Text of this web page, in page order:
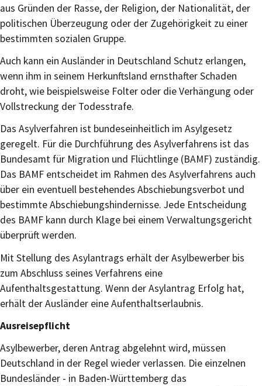
aus Gründen der Rasse, der Religion, der Nationalität, der
politischen Überzeugung oder der Zugehörigkeit zu einer
bestimmten sozialen Gruppe.
Auch kann ein Ausländer in Deutschland Schutz erlangen,
wenn ihm in seinem Herkunftsland ernsthafter Schaden
droht, wie beispielsweise Folter oder die Verhängung oder
Vollstreckung der Todesstrafe.
Das Asylverfahren ist bundeseinheitlich im Asylgesetz
geregelt. Für die Durchführung des Asylverfahrens ist das
Bundesamt für Migration und Flüchtlinge (BAMF) zuständig.
Das BAMF entscheidet im Rahmen des Asylverfahrens auch
über ein eventuell bestehendes Abschiebungsverbot und
bestimmte Abschiebungshindernisse. Jede Entscheidung
des BAMF kann durch Klage bei einem Verwaltungsgericht
überprüft werden.
Mit Stellung des Asylantrags erhält der Asylbewerber bis
zum Abschluss seines Verfahrens eine
Aufenthaltsgestattung. Wenn der Asylantrag Erfolg hat,
erhält der Ausländer eine Aufenthaltserlaubnis.
Ausreisepflicht
Asylbewerber, deren Antrag abgelehnt wird, müssen
Deutschland in der Regel wieder verlassen. Die einzelnen
Bundesländer - in Baden-Württemberg das